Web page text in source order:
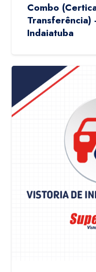
Combo
Transferência)
Indaiatuba